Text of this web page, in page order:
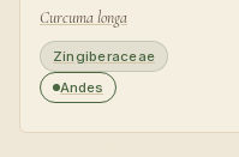
Curcuma longa
Zingiberaceae
Andes